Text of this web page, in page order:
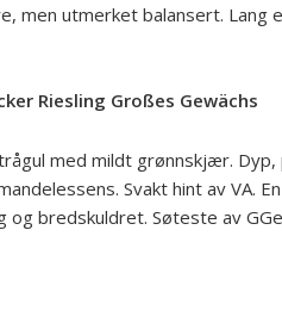
men utmerket balansert. Lang
Riesling Großes Gewächs
med mildt grønnskjær.
Svakt hint av VA.
og bredskuldret. Søteste av